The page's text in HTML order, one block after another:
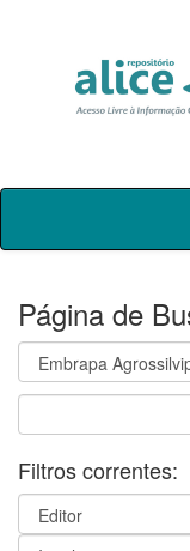
Skip
Página de
Filtros correntes: